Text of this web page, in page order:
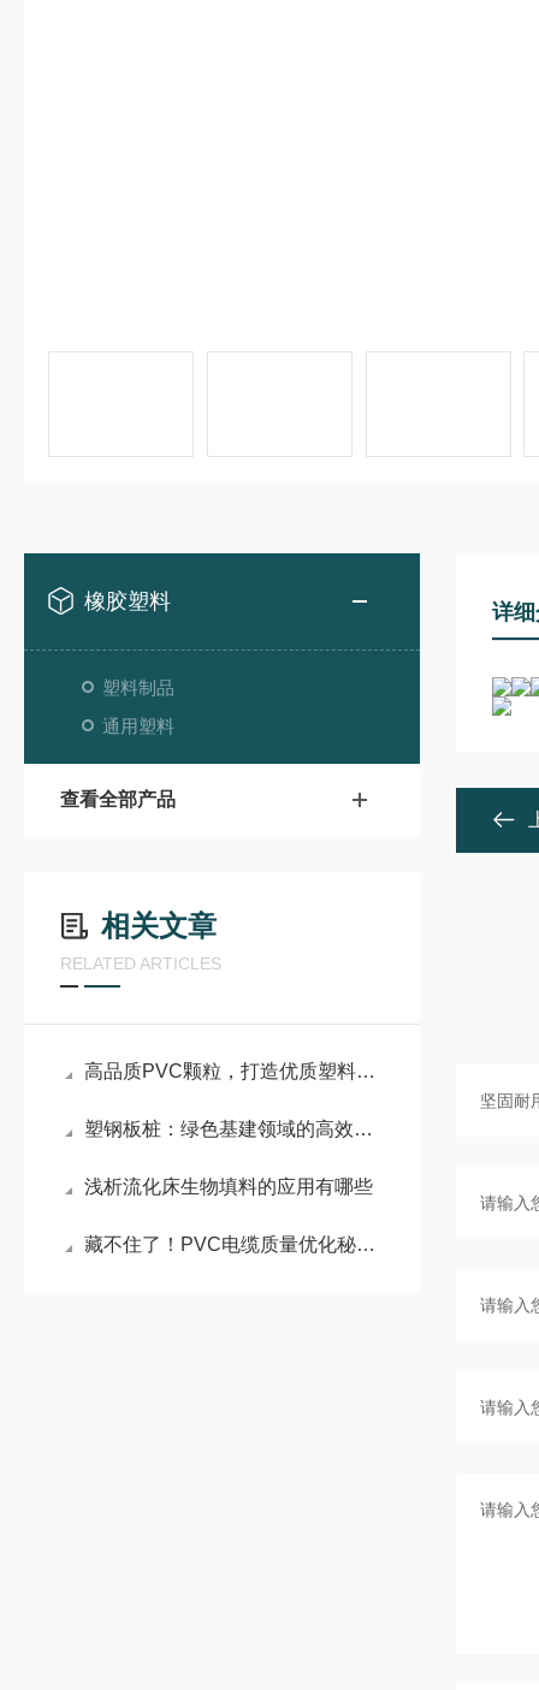
橡胶塑料
塑料制品
通用塑料
查看全部产品
相关文章
RELATED ARTICLES
高品质PVC颗粒，打造优质塑料制品的核心基石
塑钢板桩：绿色基建领域的高效防护新材料
浅析流化床生物填料的应用有哪些
藏不住了！PVC电缆质量优化秘籍，同行都在抄作业
详